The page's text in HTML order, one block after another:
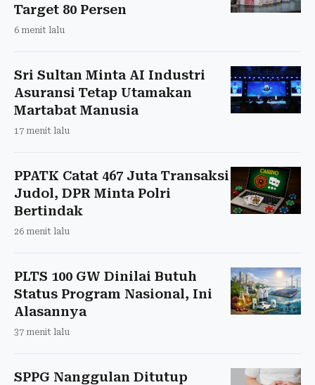
Target 80 Persen
6 menit lalu
Sri Sultan Minta AI Industri
Asuransi Tetap Utamakan
Martabat Manusia
17 menit lalu
PPATK Catat 467 Juta Transaksi
Judol, DPR Minta Polri
Bertindak
26 menit lalu
PLTS 100 GW Dinilai Butuh
Status Program Nasional, Ini
Alasannya
37 menit lalu
SPPG Nanggulan Ditutup